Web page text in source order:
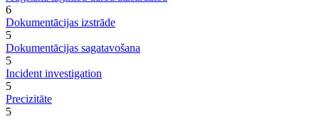
6
Dokumentācijas izstrāde
5
Dokumentācijas sagatavošana
5
Incident investigation
5
Precizitāte
5